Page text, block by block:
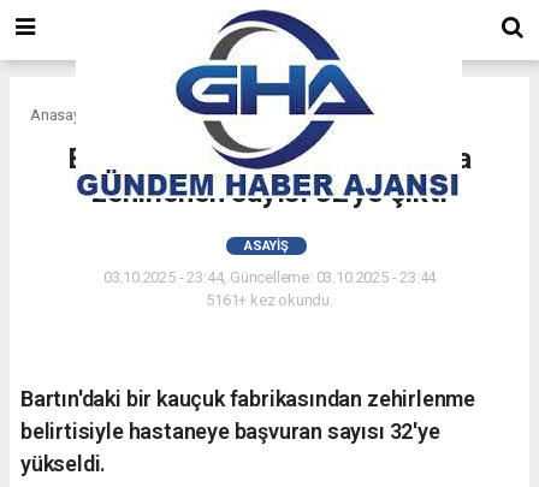
Anasayfa
Bartın'daki kauçuk fabrikasında
zehirlenen sayısı 32'ye çıktı
ASAYIŞ
03.10.2025 - 23:44, Güncelleme: 03.10.2025 - 23:44
5161+ kez okundu.
Bartın'daki bir kauçuk fabrikasından zehirlenme
belirtisiyle hastaneye başvuran sayısı 32'ye
yükseldi.